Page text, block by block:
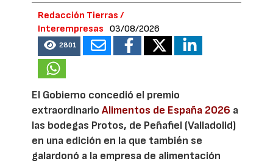
Redacción Tierras /
Interempresas
03/08/2026
2801
El Gobierno concedió el premio
extraordinarioAlimentos de España 2026 a
las bodegas Protos, de Peñafiel (Valladolid)
en una edición en la que también se
galardonó a la empresa de alimentación